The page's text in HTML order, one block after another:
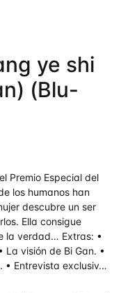
ye shi
(Blu-
Premio Especial del
los humanos han
descubre un ser
Ella consigue
la verdad… Extras: •
visión de Bi Gan. •
• Entrevista exclusiv…